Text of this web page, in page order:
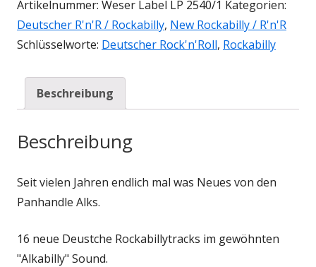
Artikelnummer: Weser Label LP 2540/1 Kategorien:
Deutscher R'n'R / Rockabilly, New Rockabilly / R'n'R
Schlüsselworte: Deutscher Rock'n'Roll, Rockabilly
Beschreibung
Beschreibung
Seit vielen Jahren endlich mal was Neues von den
Panhandle Alks.
16 neue Deustche Rockabillytracks im gewöhnten
"Alkabilly" Sound.